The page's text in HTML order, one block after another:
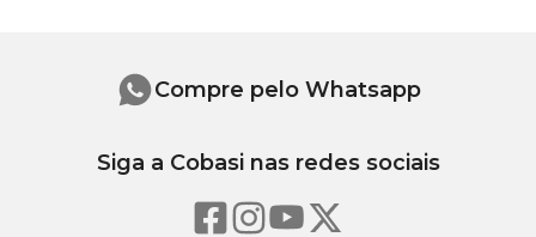
Compre pelo Whatsapp
Siga a Cobasi nas redes sociais